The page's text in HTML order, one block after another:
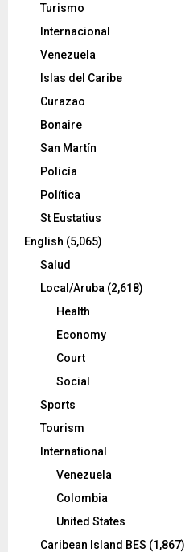
Turismo
Internacional
Venezuela
Islas del Caribe
Curazao
Bonaire
San Martín
Policía
Política
St Eustatius
English (5,065)
Salud
Local/Aruba (2,618)
Health
Economy
Court
Social
Sports
Tourism
International
Venezuela
Colombia
United States
Caribean Island BES (1,867)